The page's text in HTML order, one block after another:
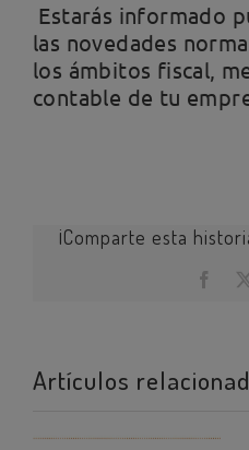
Estarás informado
las novedades
los ámbitos fiscal,
contable de tu
¡Comparte esta
Artículos